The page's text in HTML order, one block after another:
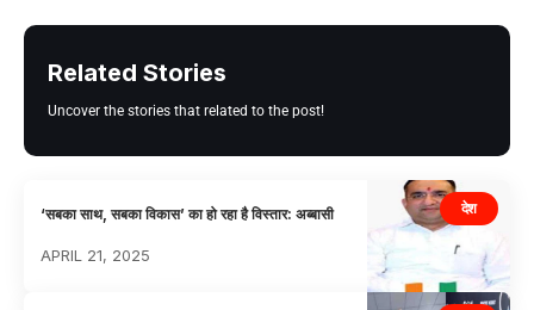
Related Stories
Uncover the stories that related to the post!
देश
‘सबका साथ, सबका विकास’ का हो रहा है विस्तार: अब्बासी
APRIL 21, 2025